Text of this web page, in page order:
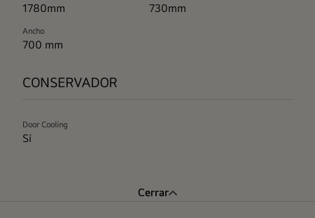
1780mm 730mm
Ancho
700 mm
CONSERVADOR
Door Cooling
Sí
Cerrar